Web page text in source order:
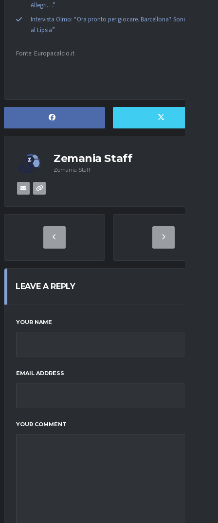
Allegri…”
Intervista Olmo: “Ora pronto per giocare. Barcellona? Sono felice
al Lipsia”
Fonte: Europacalcio.it
Zemania Staff
Zemania Staff
LEAVE A REPLY
YOUR NAME
EMAIL ADDRESS
YOUR COMMENT